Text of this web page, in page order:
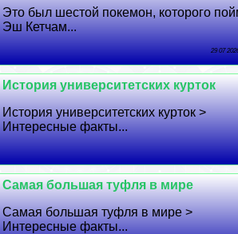
Это был шестой покемон, которого
Эш Кетчам...
29 07
История университетских курток
История университетских курток >
Интересные факты...
Самая большая туфля в мире
Самая большая туфля в мире >
Интересные факты...